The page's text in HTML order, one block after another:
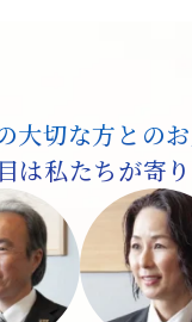
大切な方とのお
は私たちが寄り